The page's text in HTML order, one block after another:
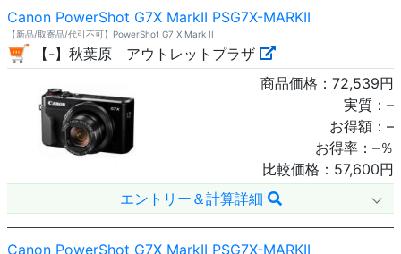
Canon PowerShot G7X MarkII PSG7X-MARKII
【新品/取寄品/代引不可】PowerShot G7 X Mark II
【-】秋葉原 アウトレットプラザ
商品価格： 72,539円
実質： –
お得額： –
お得率： –％
比較価格： 57,600円
エントリー＆計算詳細
Canon PowerShot G7X MarkII PSG7X-MARKII